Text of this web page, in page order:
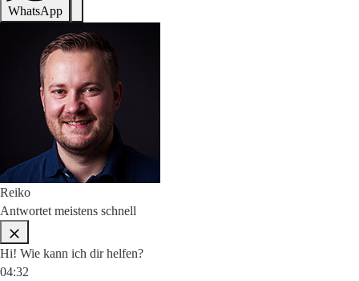
WhatsApp
Reiko
Antwortet meistens schnell
Hi! Wie kann ich dir helfen?
04:32